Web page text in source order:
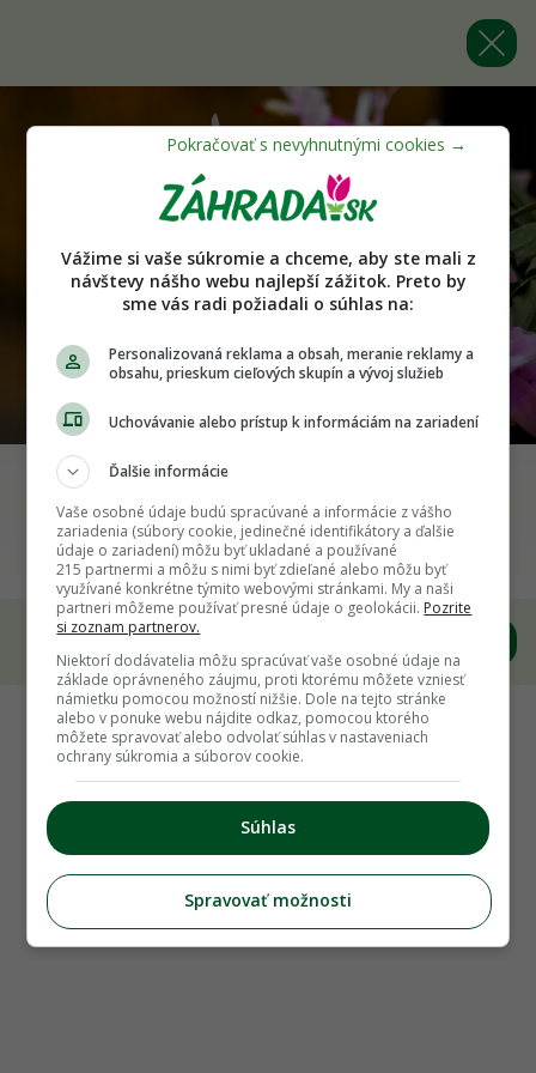
Späť na článok
Prečo vianočnému kaktusu opadávajú kvety?
Vážime si vaše súkromie a chceme, aby ste mali z
návštevy nášho webu najlepší zážitok. Preto by
sme vás radi požiadali o súhlas na:
Personalizovaná reklama a obsah, meranie reklamy a
obsahu, prieskum cieľových skupín a vývoj služieb
Uchovávanie alebo prístup k informáciám na zariadení
Ďalšie informácie
Vaše osobné údaje budú spracúvané a informácie z vášho
zariadenia (súbory cookie, jedinečné identifikátory a ďalšie
údaje o zariadení) môžu byť ukladané a používané
215 partnermi a môžu s nimi byť zdieľané alebo môžu byť
využívané konkrétne týmito webovými stránkami. My a naši
partneri môžeme používať presné údaje o geolokácii. Pozrite
si zoznam partnerov.
Niektorí dodávatelia môžu spracúvať vaše osobné údaje na
základe oprávneného záujmu, proti ktorému môžete vzniesť
námietku pomocou možností nižšie. Dole na tejto stránke
alebo v ponuke webu nájdite odkaz, pomocou ktorého
môžete spravovať alebo odvolať súhlas v nastaveniach
ochrany súkromia a súborov cookie.
Súhlas
Spravovať možnosti